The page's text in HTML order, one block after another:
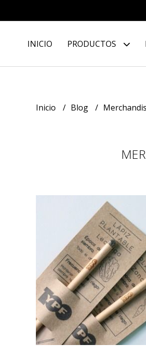
INICIO PRODUCTOS
Inicio Blog